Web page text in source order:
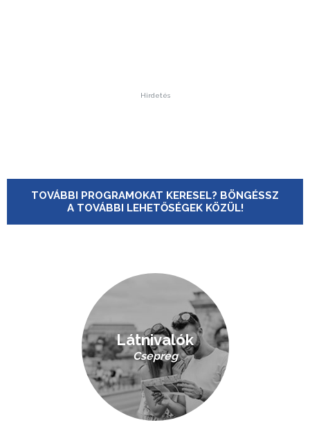
Hirdetés
TOVÁBBI PROGRAMOKAT KERESEL? BÖNGÉSSZ
A TOVÁBBI LEHETŐSÉGEK KÖZÜL!
Látnivalók
Csepreg